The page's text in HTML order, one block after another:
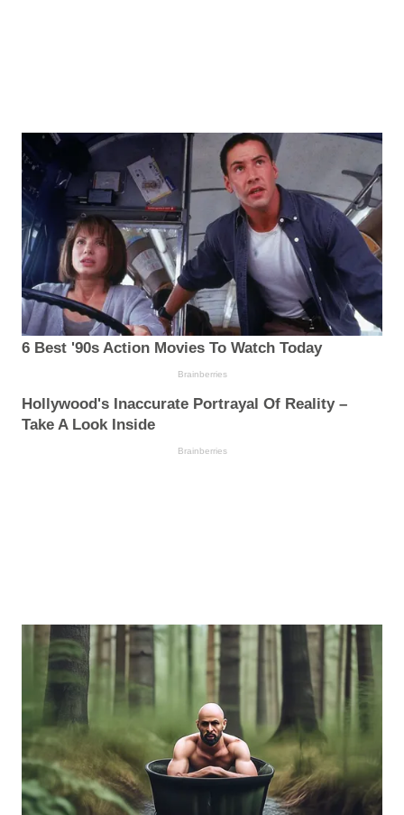
6 Best '90s Action Movies To Watch Today
Brainberries
Hollywood's Inaccurate Portrayal Of Reality –
Take A Look Inside
Brainberries